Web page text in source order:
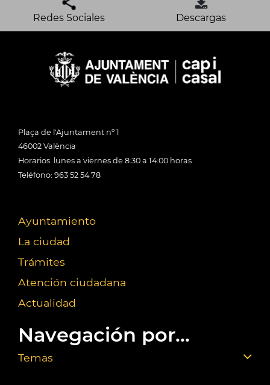
Redes Sociales Descargas
Plaça de l'Ajuntament nº 1
46002 València
Horarios: lunes a viernes de 8:30 a 14:00 horas
Teléfono: 963 52 54 78
Ayuntamiento
La ciudad
Trámites
Atención ciudadana
Actualidad
Navegación por...
Temas